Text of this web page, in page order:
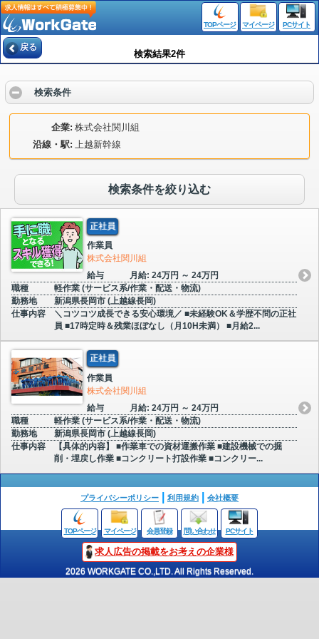
TOPページ マイページ PCサイト
戻る
検索結果2件
検索条件
企業 株式会社関川組
沿線・駅 上越新幹線
検索条件を絞り込む
正社員
作業員
株式会社関川組
給与
月給: 24万円 ～ 24万円
職種
軽作業 (サービス系/作業・配送・物流)
勤務地
新潟県長岡市 (上越線長岡)
仕事内容
＼コツコツ成長できる安心環境／ ■未経験OK＆学歴不問の正社
員 ■17時定時＆残業ほぼなし（月10H未満） ■月給2...
正社員
作業員
株式会社関川組
給与
月給: 24万円 ～ 24万円
職種
軽作業 (サービス系/作業・配送・物流)
勤務地
新潟県長岡市 (上越線長岡)
仕事内容
【具体的内容】 ■作業車での資材運搬作業 ■建設機械での掘
削・埋戻し作業 ■コンクリート打設作業 ■コンクリー...
プライバシーポリシー 利用規約 会社概要
TOPページ マイページ 会員登録 問い合わせ PCサイト
求人広告の掲載をお考えの企業様
2026 WORKGATE CO.,LTD. All Rights Reserved.